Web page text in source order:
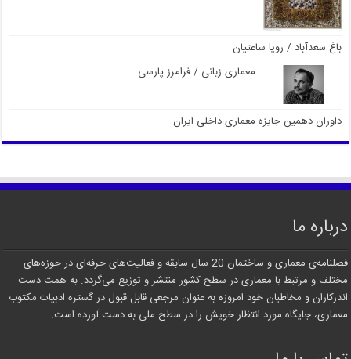
باغ سعدآباد / رویا ساعتیان
معماری زبانی / فرامرز پارسی
داوران دهمین جایزه معماری داخلی ایران
درباره ما
فصلنامه‌ی معماری و ساختمان 20 سال سابقه و فعالیت‌های حرفه‌ای در حوزه‌های
مختلف و مرتبط با معماری در سطح کشور منتشر و توزیع می‌گردد. به همت دست
اندرکاران و مخاطبان خود امروزه به عنوان مرجعی قابل قبول در گستره ادبیات مکتوب
معماری، جایگاه مورد انتظار خویش را در سطح ملی به دست آورده است.